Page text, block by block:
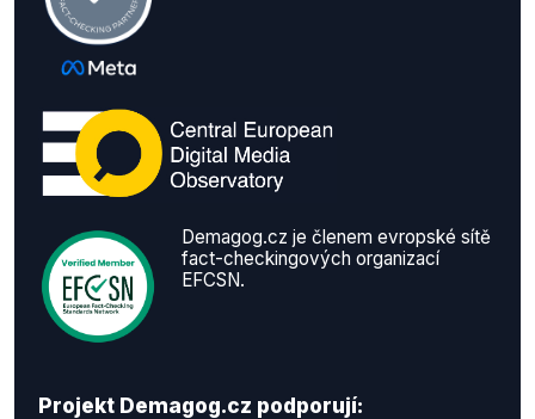
Demagog.cz je členem evropské sítě
fact-checkingových organizací
EFCSN.
Projekt Demagog.cz podporují: